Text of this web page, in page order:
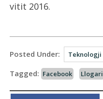
vitit 2016.
Posted Under: Teknologji
Tagged: Facebook Llogari